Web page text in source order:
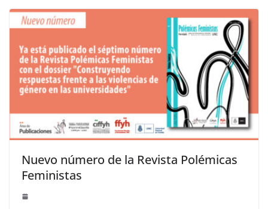
Nuevo número de la Revista Polémicas
Feministas